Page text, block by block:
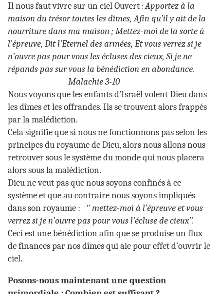
Il nous faut vivre sur un ciel Ouvert: Apportez à la
maison du trésor toutes les dîmes, Afin qu’il y ait de la
nourriture dans ma maison ; Mettez-moi de la sorte à
l’épreuve, Dit l’Eternel des armées, Et vous verrez si je
n’ouvre pas pour vous les écluses des cieux, Si je ne
répands pas sur vous la bénédiction en abondance.
Malachie 3-10
Nous voyons que les enfants d’Israël volent Dieu dans
les dîmes et les offrandes. Ils se trouvent alors frappés
par la malédiction.
Cela signifie que si nous ne fonctionnons pas selon les
principes du royaume de Dieu, alors nous allons nous
retrouver sous le système du monde qui nous placera
alors sous la malédiction.
Dieu ne veut pas que nous soyons confinés à ce
système et que au contraire nous soyons impliqués
dans son royaume : ‘’ mettez-moi à l’épreuve et vous
verrez si je n’ouvre pas pour vous l’écluse decieux’’.
Ceci est une bénédiction afin que se produise un flux
de finances par nos dîmes qui aie pour effet d’ouvrir le
ciel.
Posons-nous maintenant une question